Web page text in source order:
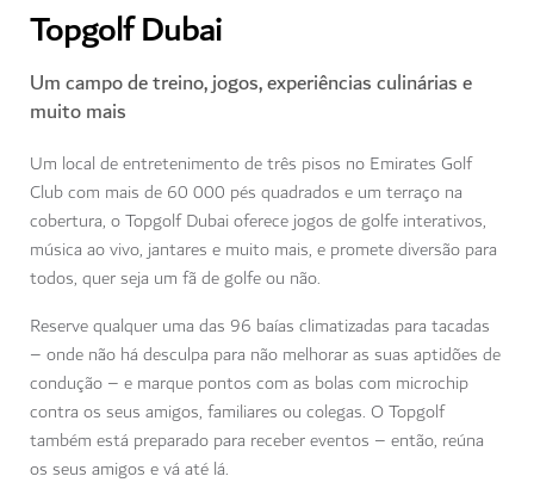
Topgolf Dubai
Um campo de treino, jogos, experiências culinárias e
muito mais
Um local de entretenimento de três pisos no Emirates Golf
Club com mais de 60 000 pés quadrados e um terraço na
cobertura, o Topgolf Dubai oferece jogos de golfe interativos,
música ao vivo, jantares e muito mais, e promete diversão para
todos, quer seja um fã de golfe ou não.
Reserve qualquer uma das 96 baías climatizadas para tacadas
– onde não há desculpa para não melhorar as suas aptidões de
condução – e marque pontos com as bolas com microchip
contra os seus amigos, familiares ou colegas. O Topgolf
também está preparado para receber eventos – então, reúna
os seus amigos e vá até lá.